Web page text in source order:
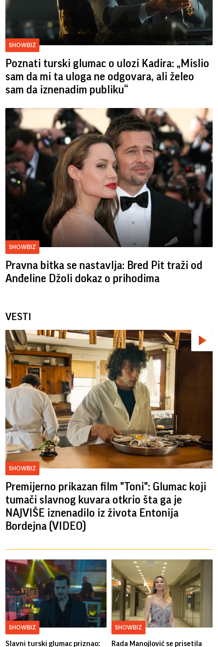
SHOWBIZ
Poznati turski glumac o ulozi Kadira: „Mislio
sam da mi ta uloga ne odgovara, ali želeo
sam da iznenadim publiku“
SHOWBIZ
Pravna bitka se nastavlja: Bred ​​Pit traži od
Anđeline Džoli dokaz o prihodima
VESTI
SHOWBIZ
Premijerno prikazan film "Toni": Glumac koji
tumači slavnog kuvara otkrio šta ga je
NAJVIŠE iznenadilo iz života Entonija
Bordejna (VIDEO)
SHOWBIZ
Slavni turski glumac priznao:
SHOWBIZ
Rada Manojlović se prisetila